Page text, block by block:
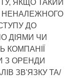
ЯКЩО ТАКИЙ
НЕНАЛЕЖНОГО
ДО
ДІЯМИ ЧИ
КОМПАНІЇ
З ОРЕНДИ
ЗВ'ЯЗКУ ТА/